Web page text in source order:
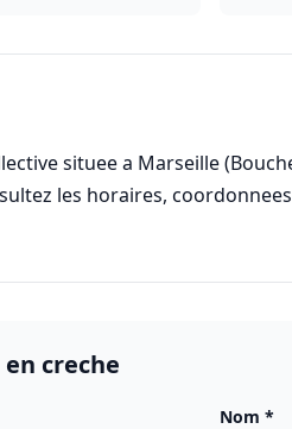
situee a Marseille
les horaires,
creche
Nom *